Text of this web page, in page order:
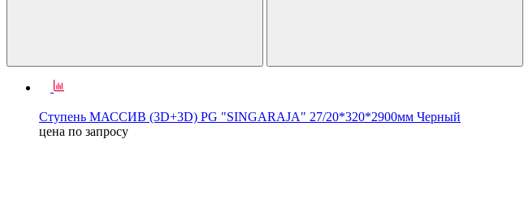
Ступень МАССИВ (3D+3D) PG "SINGARAJA" 27/20*320*2900мм Черный
цена по запросу